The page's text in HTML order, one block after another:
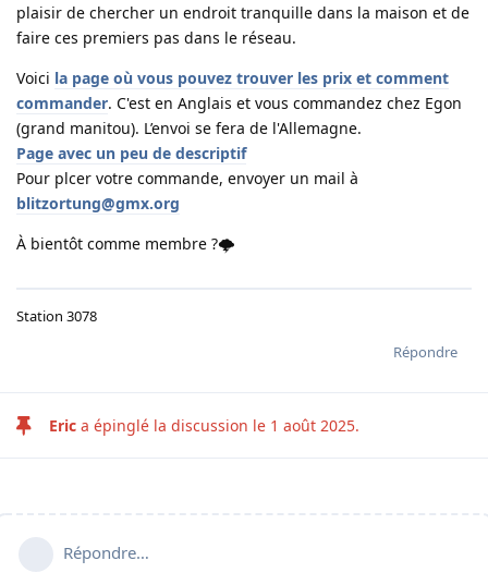
plaisir de chercher un endroit tranquille dans la maison et de
faire ces premiers pas dans le réseau.
Voici la page où vous pouvez trouver les prix et comment
commander. C'est en Anglais et vous commandez chez Egon
(grand manitou). L’envoi se fera de l'Allemagne.
Page avec un peu de descriptif
Pour plcer votre commande, envoyer un mail à
blitzortung@gmx.org
À bientôt comme membre ?🌩
Station 3078
Répondre
Eric a épinglé la discussion le 1 août 2025.
Répondre…